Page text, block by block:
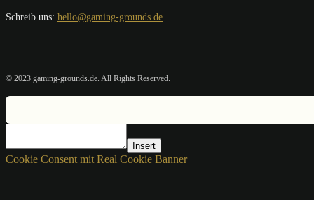
Schreib uns: hello@gaming-grounds.de
© 2023 gaming-grounds.de. All Rights Reserved.
Insert
Cookie Consent mit Real Cookie Banner